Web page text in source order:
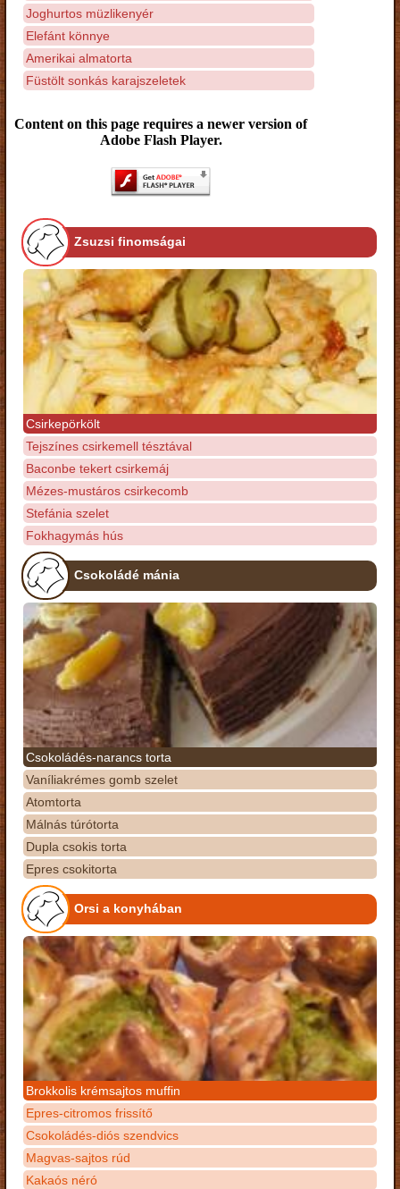
Joghurtos müzlikenyér
Elefánt könnye
Amerikai almatorta
Füstölt sonkás karajszeletek
Content on this page requires a newer version of
Adobe Flash Player.
Zsuzsi finomságai
Csirkepörkölt
Tejszínes csirkemell tésztával
Baconbe tekert csirkemáj
Mézes-mustáros csirkecomb
Stefánia szelet
Fokhagymás hús
Csokoládé mánia
Csokoládés-narancs torta
Vaníliakrémes gomb szelet
Atomtorta
Málnás túrótorta
Dupla csokis torta
Epres csokitorta
Orsi a konyhában
Brokkolis krémsajtos muffin
Epres-citromos frissítő
Csokoládés-diós szendvics
Magvas-sajtos rúd
Kakaós néró